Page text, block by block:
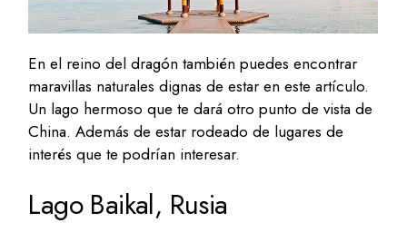
En el reino del dragón también puedes encontrar
maravillas naturales dignas de estar en este artículo.
Un lago hermoso que te dará otro punto de vista de
China. Además de estar rodeado de lugares de
interés que te podrían interesar.
Lago Baikal, Rusia